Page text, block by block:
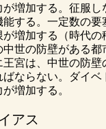
が増加する。征服
する。一定数の
増加する（時代の
世の防壁がある
宮は、中世の防
ばならない。ダイ
増加する。
アス